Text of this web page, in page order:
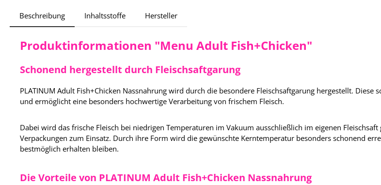
Beschreibung Inhaltsstoffe Hersteller
Produktinformationen "Menu Adult Fish+Chicken"
Schonend hergestellt durch Fleischsaftgarung
PLATINUM Adult Fish+Chicken Nassnahrung wird durch die besondere Fleischsaftgarung hergestellt.
und ermöglicht eine besonders hochwertige Verarbeitung von frischem Fleisch.
Dabei wird das frische Fleisch bei niedrigen Temperaturen im Vakuum ausschließlich im eigenen
Verpackungen zum Einsatz. Durch ihre Form wird die gewünschte Kerntemperatur besonders schonend
bestmöglich erhalten bleiben.
Die Vorteile von PLATINUM Adult Fish+Chicken Nassnahrung